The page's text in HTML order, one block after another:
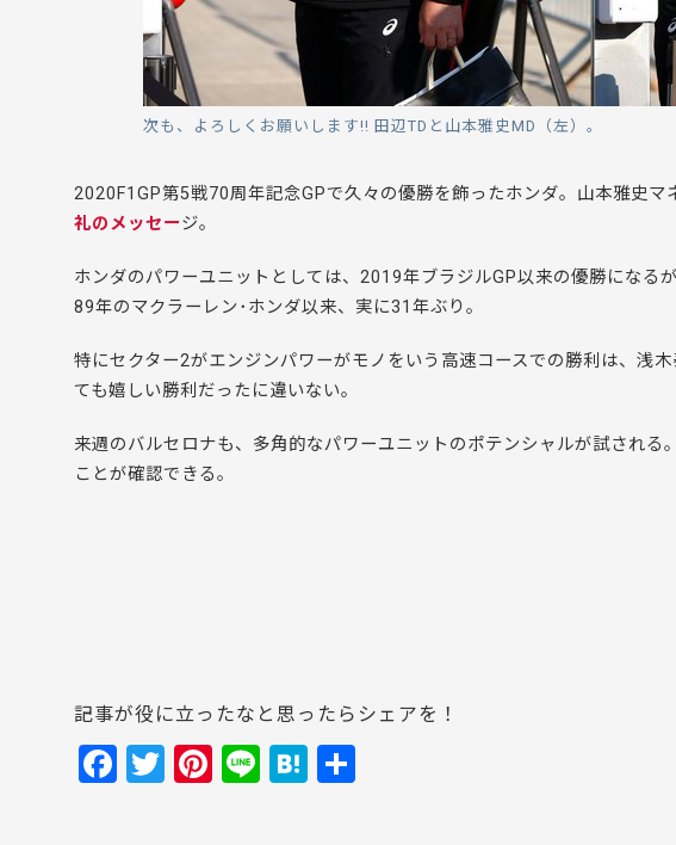
次も、よろしくお願いします!! 田辺TDと山本雅史MD（左）。
2020F1GP第5戦70周年記念GPで久々の優勝を飾ったホンダ。山本雅史マ
礼のメッセージ。
ホンダのパワーユニットとしては、2019年ブラジルGP以来の優勝になる
89年のマクラーレン･ホンダ以来、実に31年ぶり。
特にセクター2がエンジンパワーがモノをいう高速コースでの勝利は、浅
ても嬉しい勝利だったに違いない。
来週のバルセロナも、多角的なパワーユニットのポテンシャルが試される
ことが確認できる。
記事が役に立ったなと思ったらシェアを！
F
T
Pi Li H